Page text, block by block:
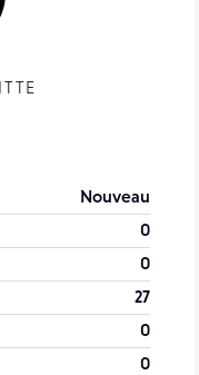
Nouveau
0
0
27
0
0